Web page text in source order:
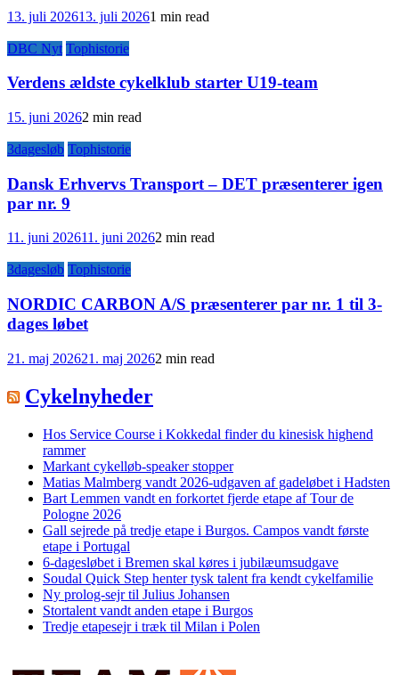
13. juli 202613. juli 20261 min read
DBC Nyt Tophistorie
Verdens ældste cykelklub starter U19-team
15. juni 20262 min read
3dagesløb Tophistorie
Dansk Erhvervs Transport – DET præsenterer igen
par nr. 9
11. juni 202611. juni 20262 min read
3dagesløb Tophistorie
NORDIC CARBON A/S præsenterer par nr. 1 til 3-
dages løbet
21. maj 202621. maj 20262 min read
Cykelnyheder
Hos Service Course i Kokkedal finder du kinesisk highend
rammer
Markant cykelløb-speaker stopper
Matias Malmberg vandt 2026-udgaven af gadeløbet i Hadsten
Bart Lemmen vandt en forkortet fjerde etape af Tour de
Pologne 2026
Gall sejrede på tredje etape i Burgos. Campos vandt første
etape i Portugal
6-dagesløbet i Bremen skal køres i jubilæumsudgave
Soudal Quick Step henter tysk talent fra kendt cykelfamilie
Ny prolog-sejr til Julius Johansen
Stortalent vandt anden etape i Burgos
Tredje etapesejr i træk til Milan i Polen